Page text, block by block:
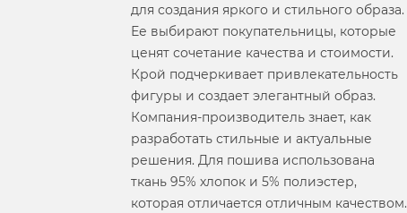
для создания яркого и стильного образа.
Ее выбирают покупательницы, которые
ценят сочетание качества и стоимости.
Крой подчеркивает привлекательность
фигуры и создает элегантный образ.
Компания-производитель знает, как
разработать стильные и актуальные
решения. Для пошива использована
ткань 95% хлопок и 5% полиэстер,
которая отличается отличным качеством.